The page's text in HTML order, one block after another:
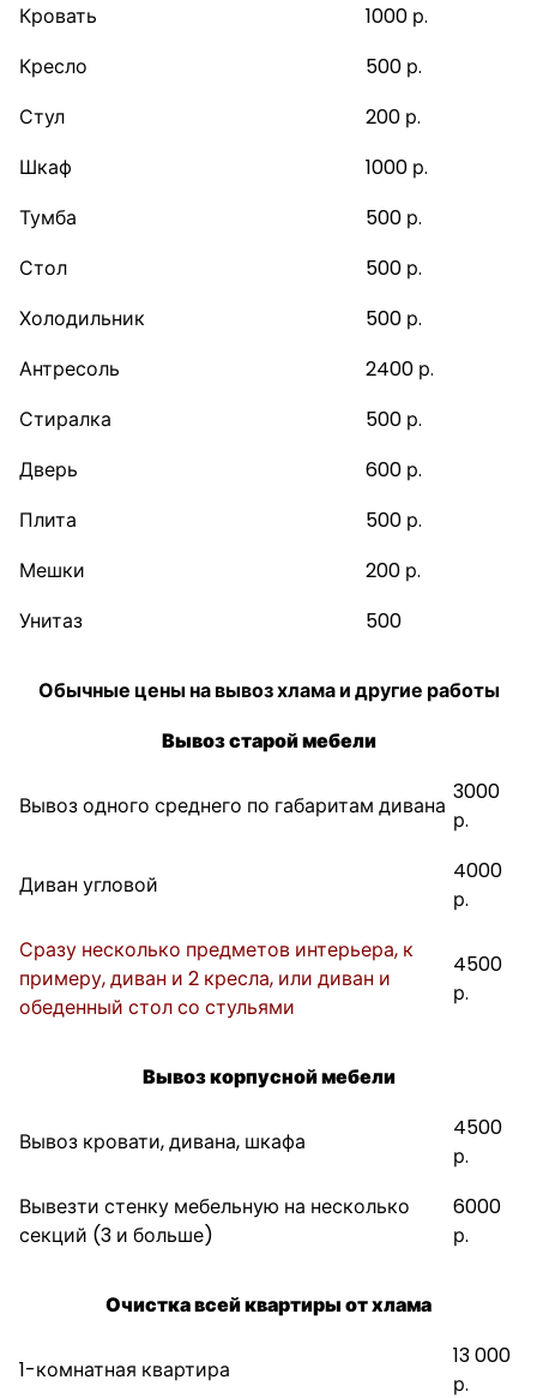
Кровать
1000 р.
Кресло
500 р.
Стул
200 р.
Шкаф
1000 р.
Тумба
500 р.
Стол
500 р.
Холодильник
500 р.
Антресоль
2400 р.
Стиралка
500 р.
Дверь
600 р.
Плита
500 р.
Мешки
200 р.
Унитаз
500
Обычные цены на вывоз хлама и другие работы
Вывоз старой мебели
Вывоз одного среднего по габаритам дивана
3000
р.
Диван угловой
4000
р.
Сразу несколько предметов интерьера, к
примеру, диван и 2 кресла, или диван и
обеденный стол со стульями
4500
р.
Вывоз корпусной мебели
Вывоз кровати, дивана, шкафа
4500
р.
Вывезти стенку мебельную на несколько
секций (3 и больше)
6000
р.
Очистка всей квартиры от хлама
1-комнатная квартира
13 000
р.